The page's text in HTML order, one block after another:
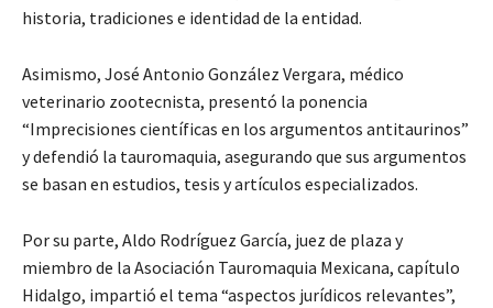
historia, tradiciones e identidad de la entidad.
Asimismo, José Antonio González Vergara, médico
veterinario zootecnista, presentó la ponencia
“Imprecisiones científicas en los argumentos antitaurinos”
y defendió la tauromaquia, asegurando que sus argumentos
se basan en estudios, tesis y artículos especializados.
Por su parte, Aldo Rodríguez García, juez de plaza y
miembro de la Asociación Tauromaquia Mexicana, capítulo
Hidalgo, impartió el tema “aspectos jurídicos relevantes”,